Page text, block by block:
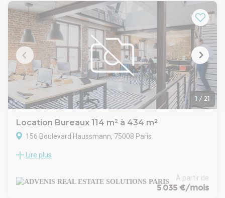
plain-pied par rampe, d'une hauteur libre de 8m et d'une
charge au sol de 2,5T/m².
Chaque lot est accompagné d'environ 200m² de bureaux en
1er étage.
Transports en commun à proximité : Métro (ligne 14 Cour St
Emilion ; ligne 8 Porte de Charenton ou Liberté), Tram 3A
(Baron Le Roy), ainsi que bus 24 & 109.
Accessible uniquement en bail dérogatoire de 24 mois
maximum, les cellules sont proposées à 205 euros/m²/an
HTHC.
ACTIVITES DE LOISIR / ERP IMPOSSIBLES
Contactez nous pour plus d'informations, ou pour
1 / 21
Location Bureaux 114 m² à 434 m²
156 Boulevard Haussmann, 75008 Paris
Situé sur le boulevard Haussmann, l’un des axes les plus
l’immeuble se distingue par son architecture
haussmannienne de prestige et ses parties communes
Lire plus
À partir de
5 035 €/mois